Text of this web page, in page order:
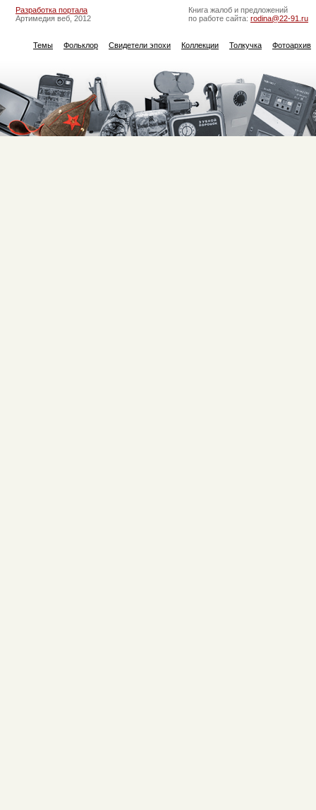
Разработка портала
Артимедия веб, 2012
Книга жалоб и предложений
по работе сайта: rodina@22-91.ru
Темы Фольклор Свидетели эпохи Коллекции Толкучка Фотоархив